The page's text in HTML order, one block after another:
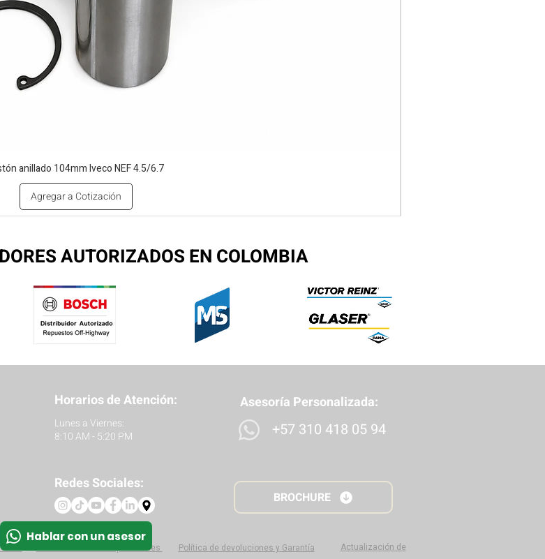
anillado 104mm Iveco NEF 4.5/6.7
Agregar a Cotización
Hablar con un asesor
AUTORIZADOS EN COLOMBIA
Horarios de Atención:
Lunes a Viernes:
8:10 AM - 5:20 PM
Asesoría Personalizada:
+57 310 418 05 94
Redes Sociales:
BROCHURE
Protección de datos personales Política de devoluciones y Garantía
Actualización de